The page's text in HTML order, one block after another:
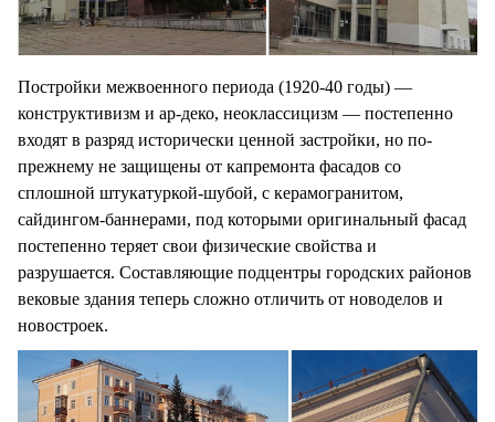
Постройки межвоенного периода (1920-40 годы) —
конструктивизм и ар-деко, неоклассицизм — постепенно
входят в разряд исторически ценной застройки, но по-
прежнему не защищены от капремонта фасадов со
сплошной штукатуркой-шубой, с керамогранитом,
сайдингом-баннерами, под которыми оригинальный фасад
постепенно теряет свои физические свойства и
разрушается. Составляющие подцентры городских районов
вековые здания теперь сложно отличить от новоделов и
новостроек.